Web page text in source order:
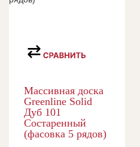
Массивная доска
Greenline Solid
Дуб 101
Состаренный
(фасовка 5 рядов)